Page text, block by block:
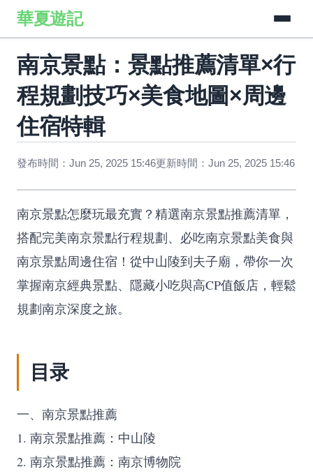
華夏遊記
南京景點：景點推薦清單×行
程規劃技巧×美食地圖×周邊
住宿特輯
發布時間：Jun 25, 2025 15:46更新時間：Jun 25, 2025 15:46
南京景點怎麼玩最充實？精選南京景點推薦清單，
搭配完美南京景點行程規劃、必吃南京景點美食與
南京景點周邊住宿！從中山陵到夫子廟，帶你一次
掌握南京經典景點、隱藏小吃與高CP值飯店，輕鬆
規劃南京深度之旅。
目录
一、南京景點推薦
1. 南京景點推薦：中山陵
2. 南京景點推薦：南京博物院